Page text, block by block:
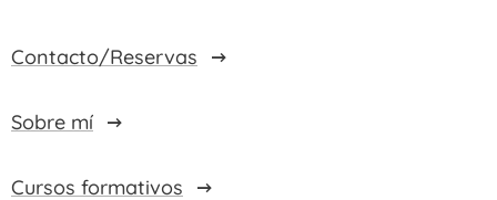
Contacto/Reservas
Sobre mí
Cursos formativos